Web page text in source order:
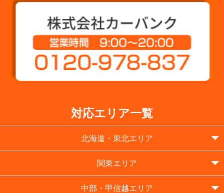
対応エリア一覧
北海道・東北エリア
関東エリア
中部・甲信越エリア